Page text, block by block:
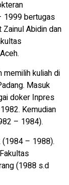
1999 bertugas
Abidin dan
memilih kuliah di
Masuk
doker Inpres
Kemudian
– 1984).
(1984 – 1988).
(1988 s.d